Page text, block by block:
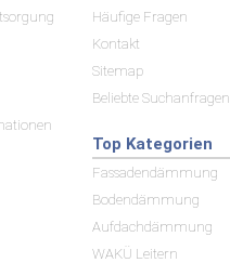
Häufige Fragen
Kontakt
Sitemap
Beliebte Suchanfragen
Top Kategorien
Fassadendämmung
Bodendämmung
Aufdachdämmung
WAKÜ Leitern